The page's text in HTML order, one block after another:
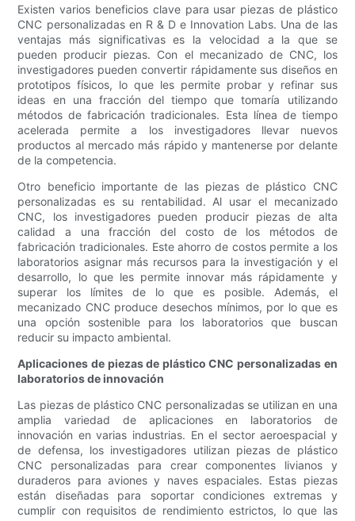
Existen varios beneficios clave para usar piezas de plástico
CNC personalizadas en R & D e Innovation Labs. Una de las
ventajas más significativas es la velocidad a la que se
pueden producir piezas. Con el mecanizado de CNC, los
investigadores pueden convertir rápidamente sus diseños en
prototipos físicos, lo que les permite probar y refinar sus
ideas en una fracción del tiempo que tomaría utilizando
métodos de fabricación tradicionales. Esta línea de tiempo
acelerada permite a los investigadores llevar nuevos
productos al mercado más rápido y mantenerse por delante
de la competencia.
Otro beneficio importante de las piezas de plástico CNC
personalizadas es su rentabilidad. Al usar el mecanizado
CNC, los investigadores pueden producir piezas de alta
calidad a una fracción del costo de los métodos de
fabricación tradicionales. Este ahorro de costos permite a los
laboratorios asignar más recursos para la investigación y el
desarrollo, lo que les permite innovar más rápidamente y
superar los límites de lo que es posible. Además, el
mecanizado CNC produce desechos mínimos, por lo que es
una opción sostenible para los laboratorios que buscan
reducir su impacto ambiental.
Aplicaciones de piezas de plástico CNC personalizadas en
laboratorios de innovación
Las piezas de plástico CNC personalizadas se utilizan en una
amplia variedad de aplicaciones en laboratorios de
innovación en varias industrias. En el sector aeroespacial y
de defensa, los investigadores utilizan piezas de plástico
CNC personalizadas para crear componentes livianos y
duraderos para aviones y naves espaciales. Estas piezas
están diseñadas para soportar condiciones extremas y
cumplir con requisitos de rendimiento estrictos, lo que las